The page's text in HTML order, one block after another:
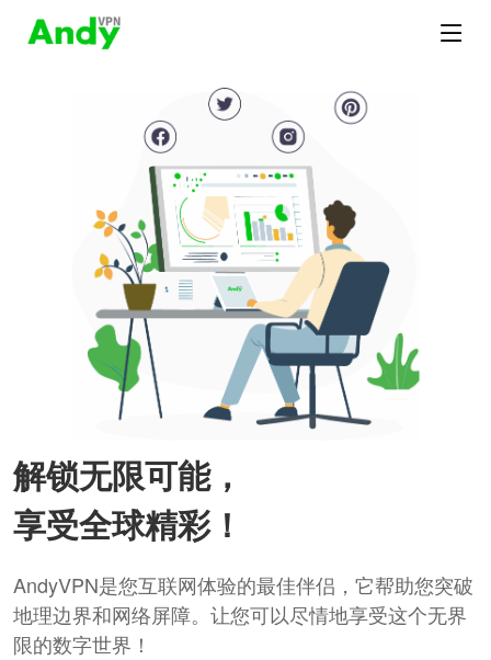
解锁无限可能，
享受全球精彩！
AndyVPN是您互联网体验的最佳伴侣，它帮助您突破
地理边界和网络屏障。让您可以尽情地享受这个无界
限的数字世界！